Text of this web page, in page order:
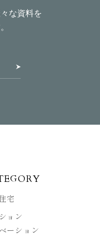
な資料を
宅
ョン
ーション